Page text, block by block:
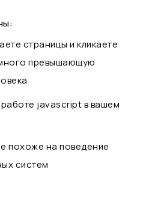
страницы и кликаете
превышающую
javascript в вашем
похоже на поведение
систем